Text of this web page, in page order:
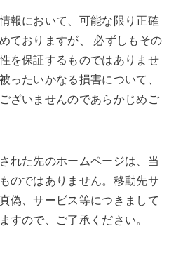
報において、可能な限り正確
ておりますが、 必ずしもその
を保証するものではありませ
ったいかなる損害について、
ざいませんのであらかじめご
れた先のホームページは、当
のではありません。移動先サ
偽、サービス等につきまして
すので、ご了承ください。